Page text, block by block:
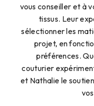
vous conseiller et à
tissus. Leur
sélectionner les
projet, en
préférences.
couturier
et Nathalie le